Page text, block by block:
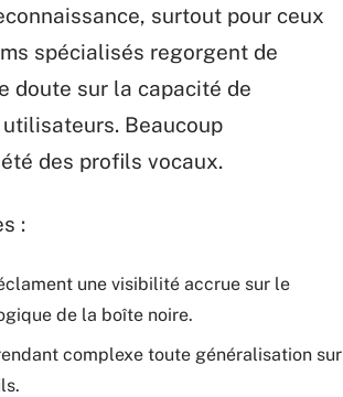
surtout pour ceux
spécialisés regorgent de
doute sur la capacité de
Beaucoup
des profils vocaux.
:
une visibilité accrue sur le
de la boîte noire.
complexe toute généralisation sur